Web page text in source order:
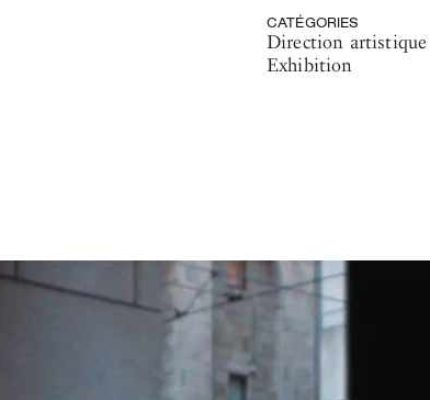
CATÉGORIES
Direction artistique
Exhibition